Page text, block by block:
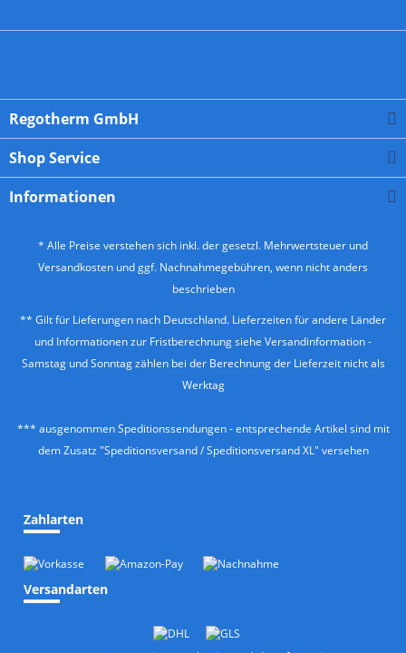
Regotherm GmbH
Shop Service
Informationen
* Alle Preise verstehen sich inkl. der gesetzl. Mehrwertsteuer und
Versandkosten und ggf. Nachnahmegebühren, wenn nicht anders
beschrieben
** Gilt für Lieferungen nach Deutschland. Lieferzeiten für andere Länder
und Informationen zur Fristberechnung siehe Versandinformation-
Samstag und Sonntag zählen bei der Berechnung der Lieferzeit nicht als
Werktag
*** ausgenommen Speditionssendungen - entsprechende Artikel sind mit
dem Zusatz "Speditionsversand / Speditionsversand XL" versehen
Zahlarten
Versandarten